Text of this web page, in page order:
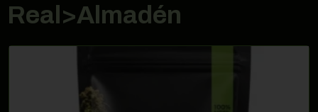
Real>Almadén